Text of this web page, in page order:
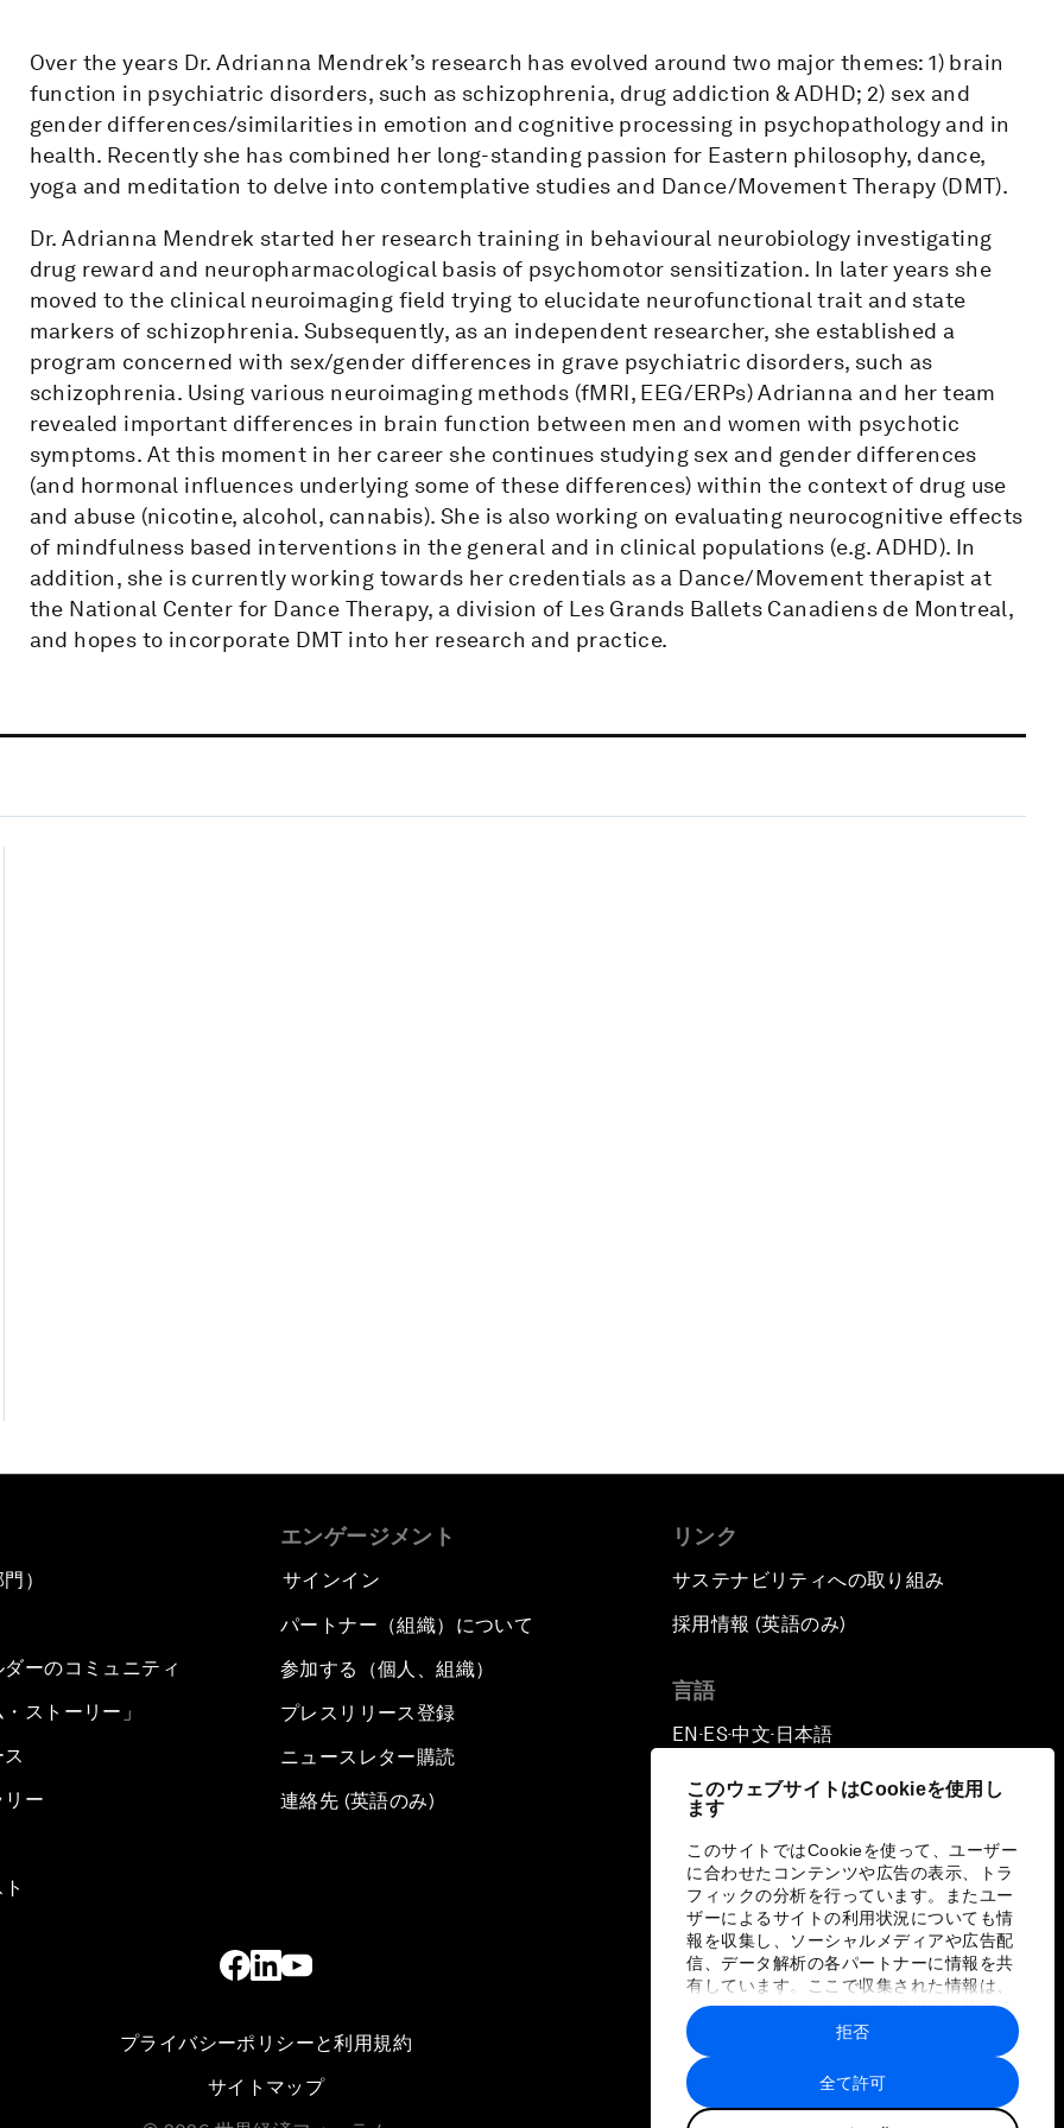
このウェブサイトはCookieを使用し
ます
このサイトではCookieを使って、ユーザー
に合わせたコンテンツや広告の表示、トラ
フィックの分析を行っています。またユー
ザーによるサイトの利用状況についても情
報を収集し、ソーシャルメディアや広告配
信、データ解析の各パートナーに情報を共
有しています。ここで収集された情報は、
ユーザーが各パートナーに提供した他の情
報や各パートナーのサービスを使用した際
に収集された情報と組み合わされ、各パー
トナーによって使用されることがありま
す。
全て許可
拒否
Over the years Dr. Adrianna Mendrek’s research has evolved around two major themes: 1) brain
function in psychiatric disorders, such as schizophrenia, drug addiction & ADHD; 2) sex and
gender differences/similarities in emotion and cognitive processing in psychopathology and in
health. Recently she has combined her long-standing passion for Eastern philosophy, dance,
yoga and meditation to delve into contemplative studies and Dance/Movement Therapy (DMT).
Dr. Adrianna Mendrek started her research training in behavioural neurobiology investigating
drug reward and neuropharmacological basis of psychomotor sensitization. In later years she
moved to the clinical neuroimaging field trying to elucidate neurofunctional trait and state
markers of schizophrenia. Subsequently, as an independent researcher, she established a
program concerned with sex/gender differences in grave psychiatric disorders, such as
schizophrenia. Using various neuroimaging methods (fMRI, EEG/ERPs) Adrianna and her team
revealed important differences in brain function between men and women with psychotic
symptoms. At this moment in her career she continues studying sex and gender differences
(and hormonal influences underlying some of these differences) within the context of drug use
and abuse (nicotine, alcohol, cannabis). She is also working on evaluating neurocognitive effects
of mindfulness based interventions in the general and in clinical populations (e.g. ADHD). In
addition, she is currently working towards her credentials as a Dance/Movement therapist at
the National Center for Dance Therapy, a division of Les Grands Ballets Canadiens de Montreal,
and hopes to incorporate DMT into her research and practice.
）
ーのコミュニティ
ストーリー」
ー
エンゲージメント
サインイン
パートナー（組織）について
参加する（個人、組織）
プレスリリース登録
ニュースレター購読
連絡先 (英語のみ)
リンク
サステナビリティへの取り組み
採用情報 (英語のみ)
言語
EN ▪ ES▪中文▪ 日本語
プライバシーポリシーと利用規約
サイトマップ